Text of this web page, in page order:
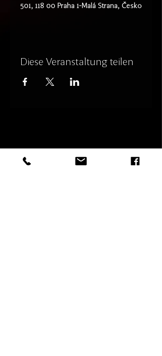
501, 118 00 Praha 1-Malá Strana, Česko
Diese Veranstaltung teilen